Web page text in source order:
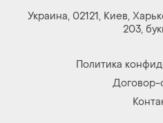
Украина, 02121, Киев,
203,
Политика
Договор-